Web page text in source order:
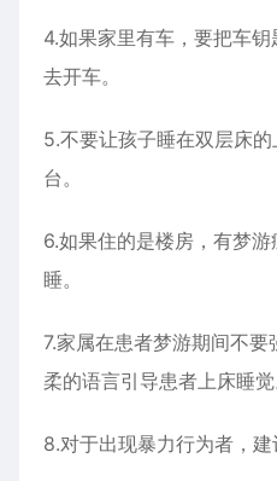
4.如果家里有车，要把车
去开车。
5.不要让孩子睡在双层床
台。
6.如果住的是楼房，有梦
睡。
7.家属在患者梦游期间不
柔的语言引导患者上床睡觉
8.对于出现暴力行为者，建